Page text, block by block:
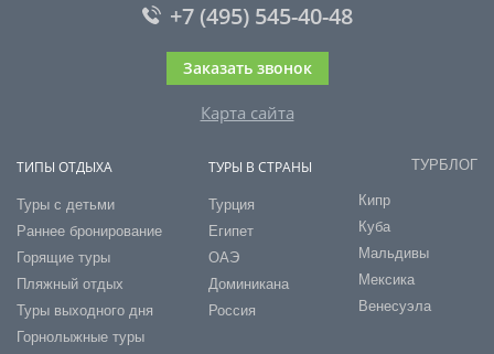
+7 (495) 545-40-48
Заказать звонок
Карта сайта
ТИПЫ ОТДЫХА
Туры с детьми
Раннее бронирование
Горящие туры
Пляжный отдых
Туры выходного дня
Горнолыжные туры
ТУРЫ В СТРАНЫ
Турция
Египет
ОАЭ
Доминикана
Россия
ТУРБЛОГ
Кипр
Куба
Мальдивы
Мексика
Венесуэла